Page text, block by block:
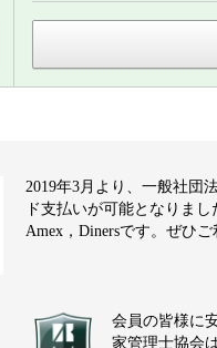
2019年3月より、一般社団
ド支払いが可能となりまし
Amex，Dinersです。ぜひご
会員の皆様に
家管理士協会